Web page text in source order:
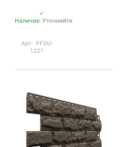
✓
Наличие: Уточняйте
Арт: PFDU-
1221